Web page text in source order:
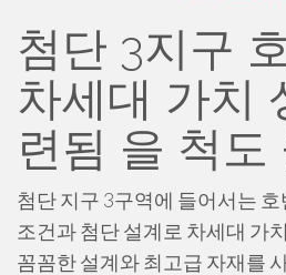
첨단 3지구
차세대 가치
련됨 을 척도
첨단 지구 3구역에 들어서는
조건과 첨단 설계로 차세대 가
꼼꼼한 설계와 최고급 자재를